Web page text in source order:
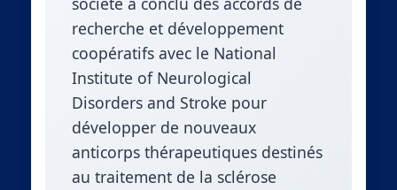
recherche et développement
coopératifs avec le National
Institute of Neurological
Disorders and Stroke pour
développer de nouveaux
anticorps thérapeutiques destinés
au traitement de la sclérose